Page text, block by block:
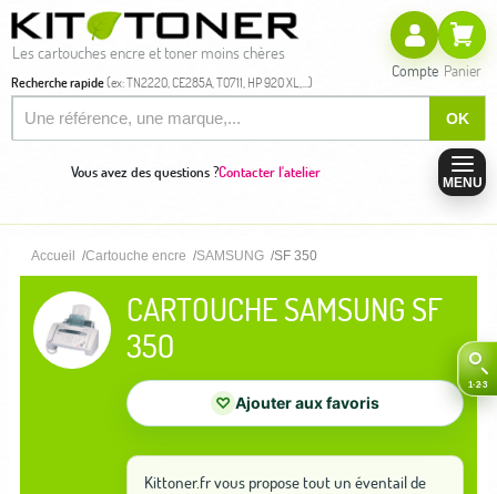
Les cartouches encre et toner moins chères
Recherche rapide(ex: TN2220, CE285A, T0711, HP 920 XL,...)
OK
Compte Panier
Vous avez des questions ?Contacter l'atelier
MENU
Accueil Cartouche encre SAMSUNG SF 350
CARTOUCHE SAMSUNG SF
350
♡ Ajouter aux favoris
Kittoner.fr vous propose tout un éventail de